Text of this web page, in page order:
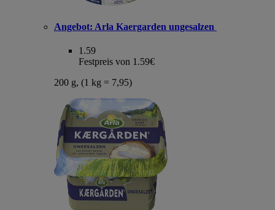
Angebot: Arla Kaergarden ungesalzen
1.59
Festpreis von 1.59€
200 g, (1 kg = 7,95)